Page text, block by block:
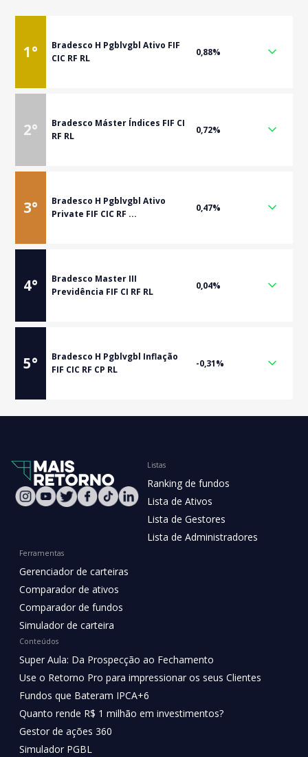
1°
Bradesco H Pgblvgbl Ativo FIF
CIC RF RL
0,88%
2°
Bradesco Máster Índices FIF CI
RF RL
0,72%
3°
Bradesco H Pgblvgbl Ativo
Private FIF CIC RF ...
0,47%
4°
Bradesco Master III
Previdência FIF CI RF RL
0,04%
5°
Bradesco H Pgblvgbl Inflação
FIF CIC RF CP RL
-0,31%
Listas
Ranking de fundos
Lista de Ativos
Lista de Gestores
Lista de Administradores
Ferramentas
Gerenciador de carteiras
Comparador de ativos
Comparador de fundos
Simulador de carteira
Conteúdos
Super Aula: Da Prospecção ao Fechamento
Use o Retorno Pro para impressionar os seus Clientes
Fundos que Bateram IPCA+6
Quanto rende R$ 1 milhão em investimentos?
Gestor de ações 360
Simulador PGBL